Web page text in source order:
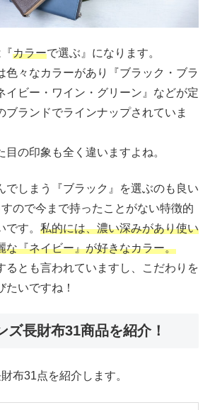
カラーで選ぶ』になります。
色々なカラーがあり『ブラック・ブラ
イビー・ワイン・グリーン』などが定
ブランドでラインナップされていま
目の印象も全く違いますよね。
でしまう『ブラック』を選ぶのも良い
ので今まで持ったことがない特徴的
す。 私的には、濃い深みがあり使い
な『ネイビー』が好きなカラー。
るとも言われていますし、こだわりを
たいですね！
ズ長財布31商品を紹介！
布31点を紹介します。